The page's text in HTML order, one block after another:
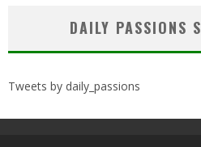
DAILY PASSIONS
Tweets by daily_passions